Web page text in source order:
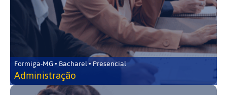
Formiga-MG • Bacharel • Presencial
Administração